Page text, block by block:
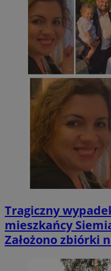
Tragiczny
mieszkańcy
Założono zbiórki